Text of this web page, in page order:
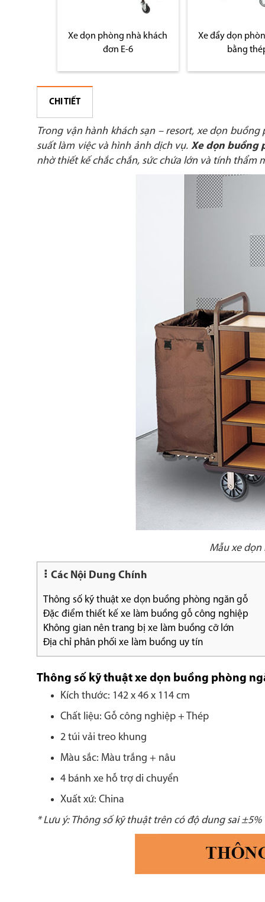
Xe dọn phòng nhà khách
đơn E-6
Xe đẩy dọn
bằng
CHI TIẾT
Trong vận hành khách sạn – resort, xe dọn
suất làm việc và hình ảnh dịch vụ. Xe dọn buồng
nhờ thiết kế chắc chắn, sức chứa lớn và tính
Mẫu xe
Các Nội Dung Chính
Thông số kỹ thuật xe dọn buồng phòng ngăn gỗ
Đặc điểm thiết kế xe làm buồng gỗ công nghiệp
Không gian nên trang bị xe làm buồng cỡ lớn
Địa chỉ phân phối xe làm buồng uy tín
Thông số kỹ thuật xe dọn buồng phòng
Kích thước: 142 x 46 x 114 cm
Chất liệu: Gỗ công nghiệp + Thép
2 túi vải treo khung
Màu sắc: Màu trắng + nâu
4 bánh xe hỗ trợ di chuyển
Xuất xứ: China
* Lưu ý: Thông số kỹ thuật trên có độ dung sai ±5%